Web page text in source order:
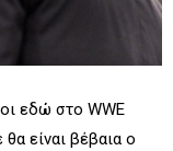
εδώ στο WWE
είναι βέβαια ο